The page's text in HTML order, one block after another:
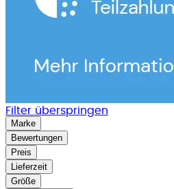
Filter überspringen
Marke
Bewertungen
Preis
Lieferzeit
Größe